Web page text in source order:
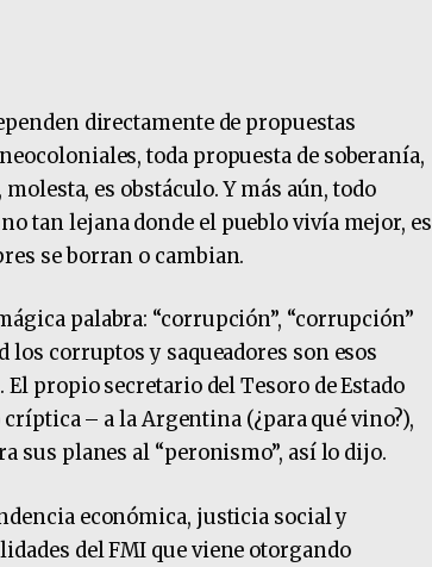
directamente de propuestas
toda propuesta de soberanía,
es obstáculo. Y más aún, todo
tan lejana donde el pueblo vivía mejor, es
se borran o cambian.
palabra: “corrupción”, “corrupción”
los corruptos y saqueadores son esos
propio secretario del Tesoro de Estado
– a la Argentina (¿para qué vino?),
sus planes al “peronismo”, así lo dijo.
económica, justicia social y
del FMI que viene otorgando